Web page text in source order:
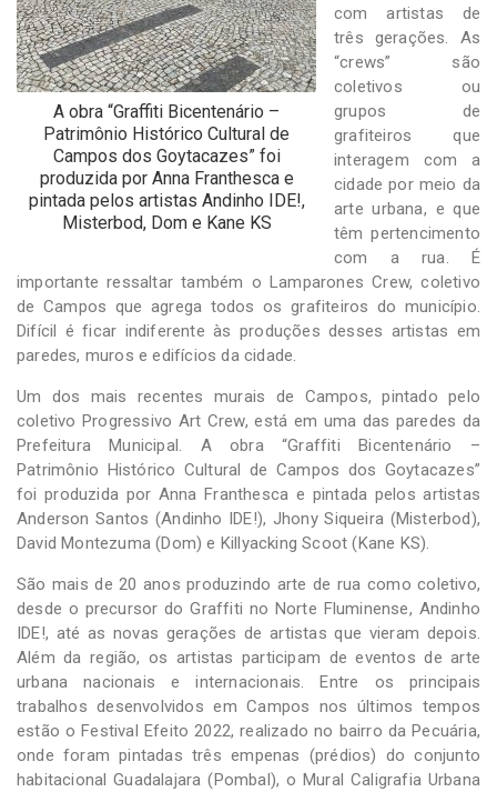
A obra “Graffiti Bicentenário –
Patrimônio Histórico Cultural de
Campos dos Goytacazes” foi
produzida por Anna Franthesca e
pintada pelos artistas Andinho IDE!,
Misterbod, Dom e Kane KS
com artistas de
três gerações. As
“crews” são
coletivos ou
grupos de
grafiteiros que
interagem com a
cidade por meio da
arte urbana, e que
têm pertencimento
com a rua. É
importante ressaltar também o Lamparones Crew, coletivo
de Campos que agrega todos os grafiteiros do município.
Difícil é ficar indiferente às produções desses artistas em
paredes, muros e edifícios da cidade.
Um dos mais recentes murais de Campos, pintado pelo
coletivo Progressivo Art Crew, está em uma das paredes da
Prefeitura Municipal. A obra “Graffiti Bicentenário –
Patrimônio Histórico Cultural de Campos dos Goytacazes”
foi produzida por Anna Franthesca e pintada pelos artistas
Anderson Santos (Andinho IDE!), Jhony Siqueira (Misterbod),
David Montezuma (Dom) e Killyacking Scoot (Kane KS).
São mais de 20 anos produzindo arte de rua como coletivo,
desde o precursor do Graffiti no Norte Fluminense, Andinho
IDE!, até as novas gerações de artistas que vieram depois.
Além da região, os artistas participam de eventos de arte
urbana nacionais e internacionais. Entre os principais
trabalhos desenvolvidos em Campos nos últimos tempos
estão o Festival Efeito 2022, realizado no bairro da Pecuária,
onde foram pintadas três empenas (prédios) do conjunto
habitacional Guadalajara (Pombal), o Mural Caligrafia Urbana